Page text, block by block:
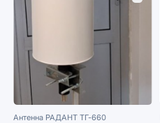
Антенна РАДАНТ ТГ-660